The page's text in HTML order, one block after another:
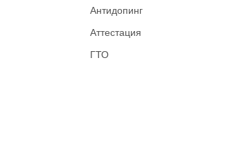
Антидопинг
Аттестация
ГТО